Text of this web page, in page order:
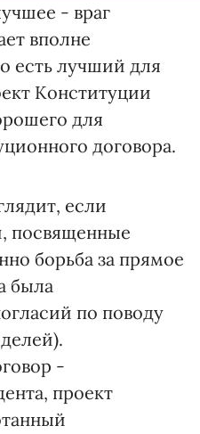
- враг
вполне
есть лучший для
Конституции
для
договора.
если
посвященные
борьба за прямое
была
по поводу
-
проект